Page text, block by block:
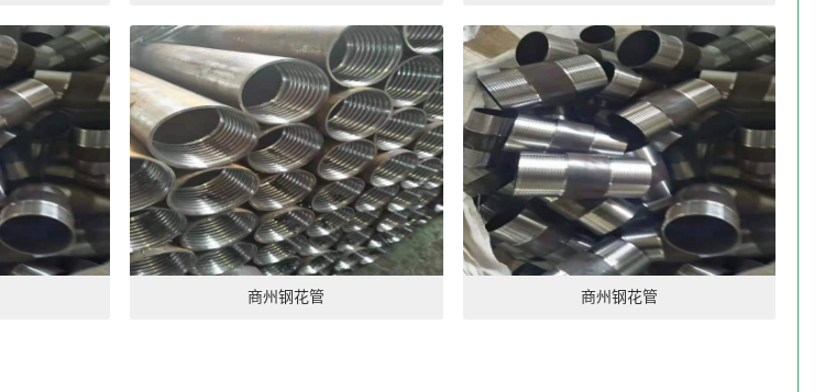
商州钢花管 商州钢花管